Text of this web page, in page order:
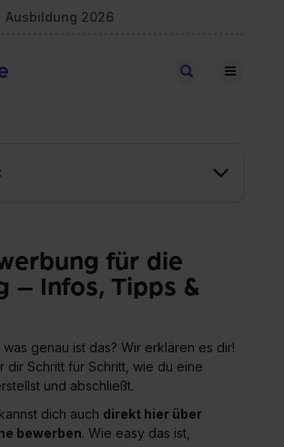
Ausbildung 2026
Stellen finden
für die
– Infos, Tipps &
genau ist das? Wir erklären es dir!
dir Schritt für Schritt, wie du eine
und abschließt.
dich auch direkt hier über
bewerben. Wie easy das ist,